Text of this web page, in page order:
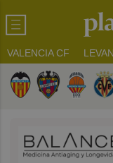
VALENCIA CF